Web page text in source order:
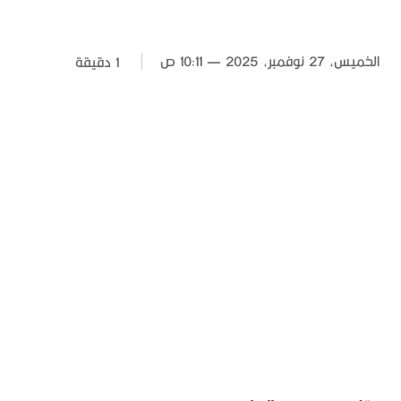
الخميس، 27 نوفمبر، 2025 — 10:11 ص 1 دقيقة